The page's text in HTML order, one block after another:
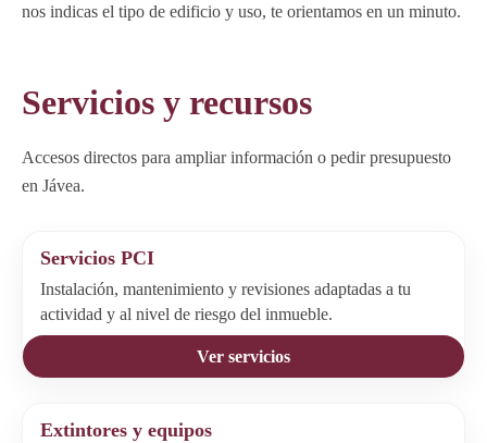
nos indicas el tipo de edificio y uso, te orientamos en un minuto.
Servicios y recursos
Accesos directos para ampliar información o pedir presupuesto
en Jávea.
Servicios PCI
Instalación, mantenimiento y revisiones adaptadas a tu
actividad y al nivel de riesgo del inmueble.
Ver servicios
Extintores y equipos